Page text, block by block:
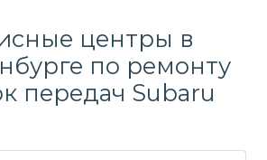
центры в
по ремонту
передач Subaru